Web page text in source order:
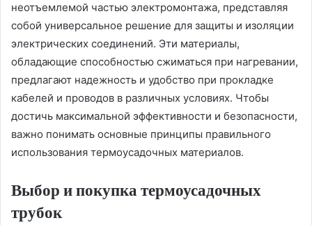
неотъемлемой частью электромонтажа, представляя
собой универсальное решение для защиты и изоляции
электрических соединений. Эти материалы,
обладающие способностью сжиматься при нагревании,
предлагают надежность и удобство при прокладке
кабелей и проводов в различных условиях. Чтобы
достичь максимальной эффективности и безопасности,
важно понимать основные принципы правильного
использования термоусадочных материалов.
Выбор и покупка термоусадочных
трубок